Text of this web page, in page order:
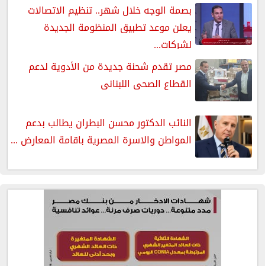
بصمة الوجه خلال شهر.. تنظيم الاتصالات
يعلن موعد تطبيق المنظومة الجديدة
لشركات...
مصر تقدم شحنة جديدة من الأدوية لدعم
القطاع الصحى اللبنانى
النائب الدكتور محسن البطران يطالب بدعم
المواطن والاسرة المصرية باقامة المعارض ...